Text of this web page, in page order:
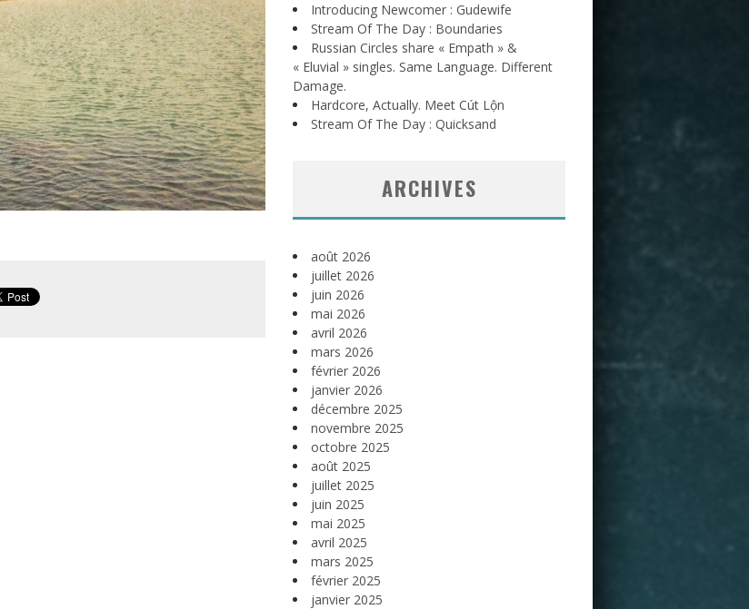
Introducing Newcomer : Gudewife
Stream Of The Day : Boundaries
Russian Circles share « Empath » &
« Eluvial » singles. Same Language. Different
Damage.
Hardcore, Actually. Meet Cút Lộn
Stream Of The Day : Quicksand
ARCHIVES
août 2026
juillet 2026
juin 2026
mai 2026
avril 2026
mars 2026
février 2026
janvier 2026
décembre 2025
novembre 2025
octobre 2025
août 2025
juillet 2025
juin 2025
mai 2025
avril 2025
mars 2025
février 2025
janvier 2025